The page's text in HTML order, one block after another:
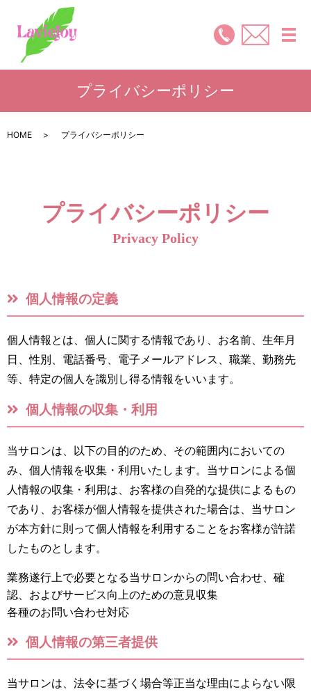
メ
プライバシーポリシー
HOME プライバシーポリシー
プライバシーポリシー
Privacy Policy
個人情報の定義
個人情報とは、個人に関する情報であり、お名前、生年月
日、性別、電話番号、電子メールアドレス、職業、勤務先
等、特定の個人を識別し得る情報をいいます。
個人情報の収集・利用
当サロンは、以下の目的のため、その範囲内においての
み、個人情報を収集・利用いたします。当サロンによる個
人情報の収集・利用は、お客様の自発的な提供によるもの
であり、お客様が個人情報を提供された場合は、当サロン
が本方針に則って個人情報を利用することをお客様が許諾
したものとします。
業務遂行上で必要となる当サロンからの問い合わせ、確
認、およびサービス向上のための意見収集
各種のお問い合わせ対応
個人情報の第三者提供
当サロンは、法令に基づく場合等正当な理由によらない限